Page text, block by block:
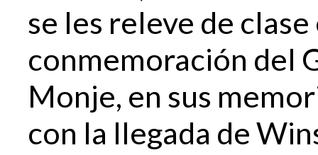
se les releve de
conmemoración del
Monje, en sus
con la llegada de